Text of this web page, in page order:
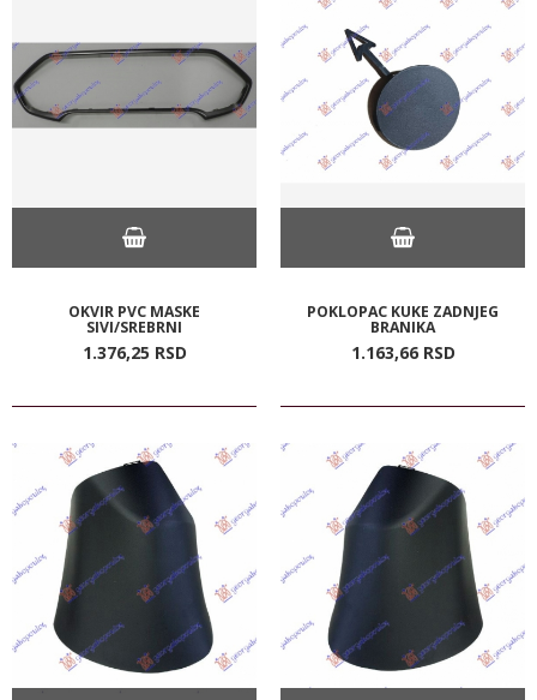
OKVIR PVC MASKE
SIVI/SREBRNI
1.376,25 RSD
POKLOPAC KUKE ZADNJEG
BRANIKA
1.163,66 RSD